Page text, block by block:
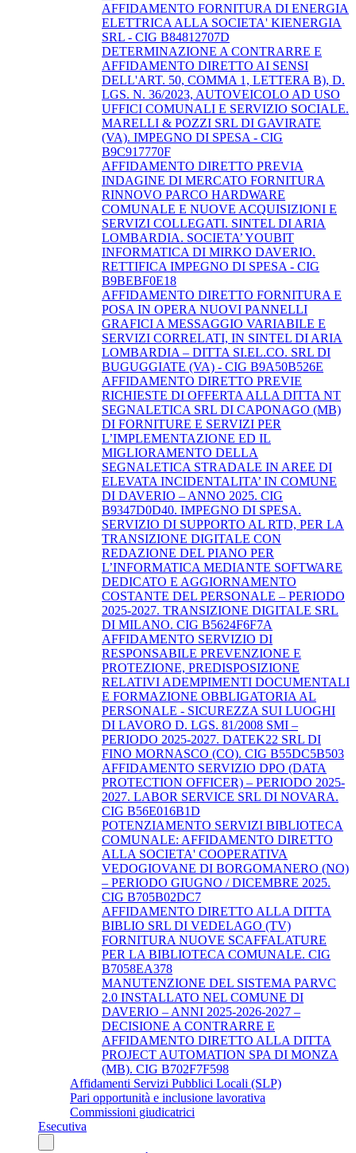
AFFIDAMENTO FORNITURA DI ENERGIA
ELETTRICA ALLA SOCIETA' KIENERGIA
SRL - CIG B84812707D
DETERMINAZIONE A CONTRARRE E
AFFIDAMENTO DIRETTO AI SENSI
DELL'ART. 50, COMMA 1, LETTERA B), D.
LGS. N. 36/2023, AUTOVEICOLO AD USO
UFFICI COMUNALI E SERVIZIO SOCIALE.
MARELLI & POZZI SRL DI GAVIRATE
(VA). IMPEGNO DI SPESA - CIG
B9C917770F
AFFIDAMENTO DIRETTO PREVIA
INDAGINE DI MERCATO FORNITURA
RINNOVO PARCO HARDWARE
COMUNALE E NUOVE ACQUISIZIONI E
SERVIZI COLLEGATI. SINTEL DI ARIA
LOMBARDIA. SOCIETA’ YOUBIT
INFORMATICA DI MIRKO DAVERIO.
RETTIFICA IMPEGNO DI SPESA - CIG
B9BEBF0E18
AFFIDAMENTO DIRETTO FORNITURA E
POSA IN OPERA NUOVI PANNELLI
GRAFICI A MESSAGGIO VARIABILE E
SERVIZI CORRELATI, IN SINTEL DI ARIA
LOMBARDIA – DITTA SI.EL.CO. SRL DI
BUGUGGIATE (VA) - CIG B9A50B526E
AFFIDAMENTO DIRETTO PREVIE
RICHIESTE DI OFFERTA ALLA DITTA NT
SEGNALETICA SRL DI CAPONAGO (MB)
DI FORNITURE E SERVIZI PER
L’IMPLEMENTAZIONE ED IL
MIGLIORAMENTO DELLA
SEGNALETICA STRADALE IN AREE DI
ELEVATA INCIDENTALITA’ IN COMUNE
DI DAVERIO – ANNO 2025. CIG
B9347D0D40. IMPEGNO DI SPESA.
SERVIZIO DI SUPPORTO AL RTD, PER LA
TRANSIZIONE DIGITALE CON
REDAZIONE DEL PIANO PER
L’INFORMATICA MEDIANTE SOFTWARE
DEDICATO E AGGIORNAMENTO
COSTANTE DEL PERSONALE – PERIODO
2025-2027. TRANSIZIONE DIGITALE SRL
DI MILANO. CIG B5624F6F7A
AFFIDAMENTO SERVIZIO DI
RESPONSABILE PREVENZIONE E
PROTEZIONE, PREDISPOSIZIONE
RELATIVI ADEMPIMENTI DOCUMENTALI
E FORMAZIONE OBBLIGATORIA AL
PERSONALE - SICUREZZA SUI LUOGHI
DI LAVORO D. LGS. 81/2008 SMI –
PERIODO 2025-2027. DATEK22 SRL DI
FINO MORNASCO (CO). CIG B55DC5B503
AFFIDAMENTO SERVIZIO DPO (DATA
PROTECTION OFFICER) – PERIODO 2025-
2027. LABOR SERVICE SRL DI NOVARA.
CIG B56E016B1D
POTENZIAMENTO SERVIZI BIBLIOTECA
COMUNALE: AFFIDAMENTO DIRETTO
ALLA SOCIETA' COOPERATIVA
VEDOGIOVANE DI BORGOMANERO (NO)
– PERIODO GIUGNO / DICEMBRE 2025.
CIG B705B02DC7
AFFIDAMENTO DIRETTO ALLA DITTA
BIBLIO SRL DI VEDELAGO (TV)
FORNITURA NUOVE SCAFFALATURE
PER LA BIBLIOTECA COMUNALE. CIG
B7058EA378
MANUTENZIONE DEL SISTEMA PARVC
2.0 INSTALLATO NEL COMUNE DI
DAVERIO – ANNI 2025-2026-2027 –
DECISIONE A CONTRARRE E
AFFIDAMENTO DIRETTO ALLA DITTA
PROJECT AUTOMATION SPA DI MONZA
(MB). CIG B702F7F598
Affidamenti Servizi Pubblici Locali (SLP)
Pari opportunità e inclusione lavorativa
Commissioni giudicatrici
Esecutiva